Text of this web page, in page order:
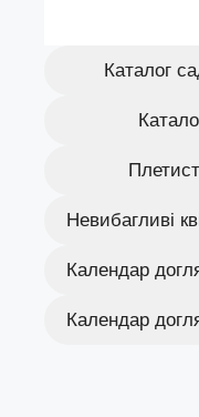
Каталог
Невибагливі
Календар
Календар